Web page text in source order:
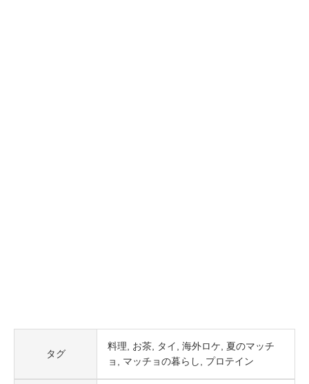
タグ
料理 お茶 タイ 海外ロケ
夏のマッチ
ョ
マッチョの暮らし プロテイン